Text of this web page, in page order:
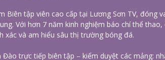
Biên tập viên cao cấp tại Lương Sơn TV, đóng
Với hơn 7 năm kinh nghiệm báo chí thể
xác và am hiểu sâu thị trường bóng đá.
Đào trực tiếp biên tập – kiểm duyệt các mảng: